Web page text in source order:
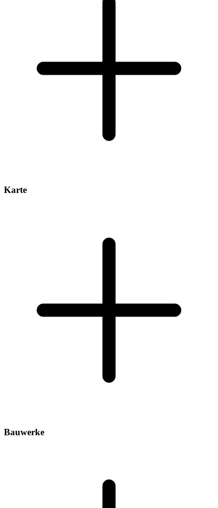
Karte
Bauwerke